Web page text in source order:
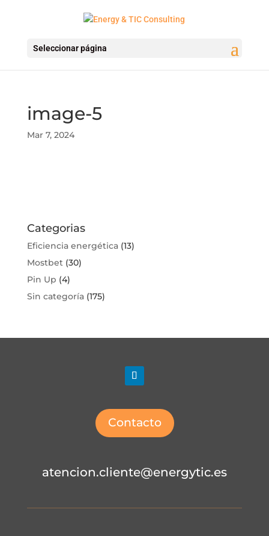
Seleccionar página
image-5
Mar 7, 2024
Categorias
Eficiencia energética(13)
Mostbet(30)
Pin Up (4)
Sin categoría(175)
Contacto
atencion.cliente@energytic.es